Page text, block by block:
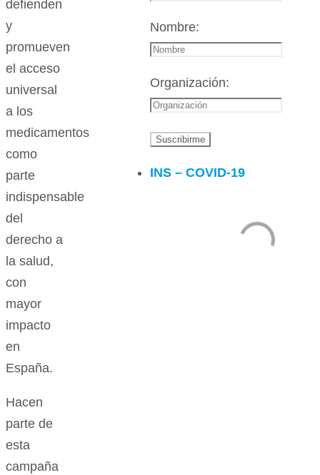
defienden
y
promueven
el acceso
universal
a los
medicamentos
como
parte
indispensable
del
derecho a
la salud,
con
mayor
impacto
en
España.
Hacen
parte de
esta
campaña
Nombre:
Organización:
INS – COVID-19